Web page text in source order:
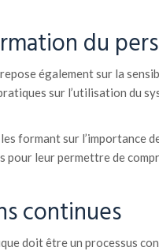
du
également sur la
sur l’utilisation du
formant sur l’importance
leur permettre de
continues
doit être un processus